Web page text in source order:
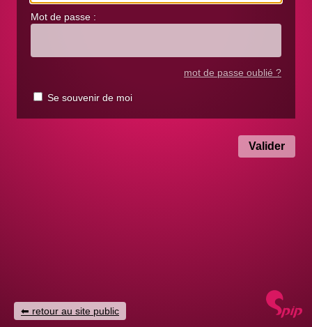
Mot de passe :
mot de passe oublié ?
Se souvenir de moi
retour au site public